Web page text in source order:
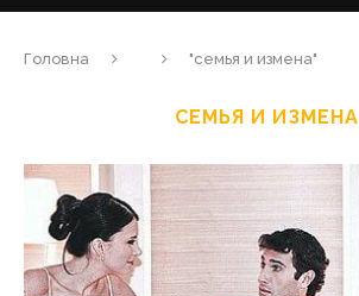
Головна "семья и измена"
СЕМЬЯ И ИЗМЕНА